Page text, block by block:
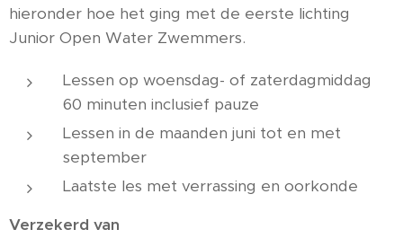
hieronder hoe het ging met de eerste lichting
Junior Open Water Zwemmers.
Lessen op woensdag- of zaterdagmiddag
60 minuten inclusief pauze
Lessen in de maanden juni tot en met
september
Laatste les met verrassing en oorkonde
Verzekerd van